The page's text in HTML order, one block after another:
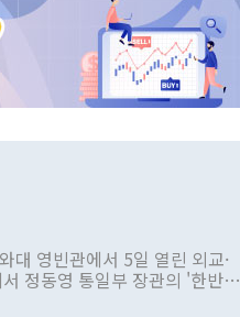
대 영빈관에서 5일 열린 외교·
정동영 통일부 장관의 '한반도